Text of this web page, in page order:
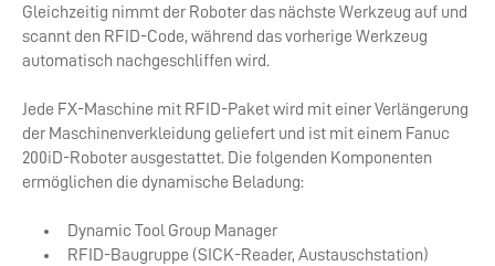
Gleichzeitig nimmt der Roboter das nächste Werkzeug auf und
scannt den RFID-Code, während das vorherige Werkzeug
automatisch nachgeschliffen wird.
Jede FX-Maschine mit RFID-Paket wird mit einer Verlängerung
der Maschinenverkleidung geliefert und ist mit einem Fanuc
200iD-Roboter ausgestattet. Die folgenden Komponenten
ermöglichen die dynamische Beladung:
Dynamic Tool Group Manager
RFID-Baugruppe (SICK-Reader, Austauschstation)